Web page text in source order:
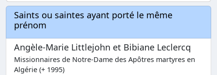
Saints ou saintes ayant porté le même
prénom
Angèle-Marie Littlejohn et Bibiane Leclercq
Missionnaires de Notre-Dame des Apôtres martyres en
Algérie (+ 1995)